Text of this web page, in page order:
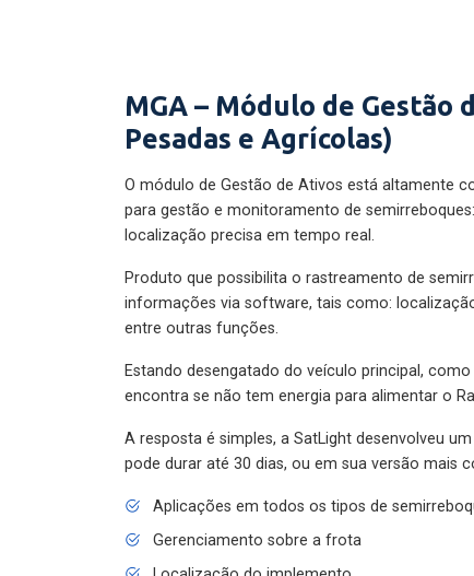
MGA – Módulo de Gestão
Pesadas e Agrícolas)
O módulo de Gestão de Ativos está altamente
para gestão e monitoramento de
localização precisa em tempo real.
Produto que possibilita o rastreamento de
informações via software, tais como:
entre outras funções.
Estando desengatado do veículo principal,
encontra se não tem energia para alimentar o
A resposta é simples, a SatLight desenvolveu
pode durar até 30 dias, ou em sua versão mais
Aplicações em todos os tipos de
Gerenciamento sobre a frota
Localização do implemento